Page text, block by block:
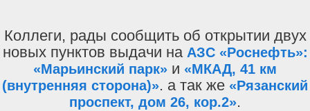
Коллеги, рады сообщить об открытии двух
новых пунктов выдачи на АЗС «Роснефть»:
«Марьинский парк» и «МКАД, 41 км
(внутренняя сторона)». а так же «Рязанский
проспект, дом 26, кор.2».